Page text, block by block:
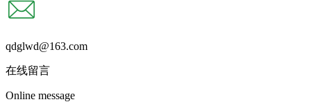
qdglwd@163.com
在线留言
Online message